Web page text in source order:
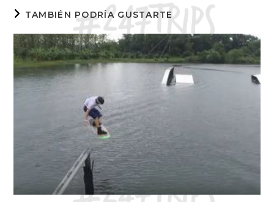
TAMBIÉN PODRÍA GUSTARTE